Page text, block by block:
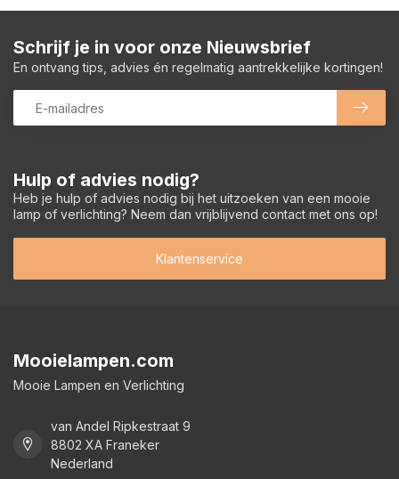
Hulp of advies nodig?
Heb je hulp of advies nodig bij het uitzoeken van een mooie
lamp of verlichting? Neem dan vrijblijvend contact met ons op!
Klantenservice
Schrijf je in voor onze Nieuwsbrief
En ontvang tips, advies én regelmatig aantrekkelijke kortingen!
Mooielampen.com
Mooie Lampen en Verlichting
van Andel Ripkestraat 9
8802 XA Franeker
Nederland